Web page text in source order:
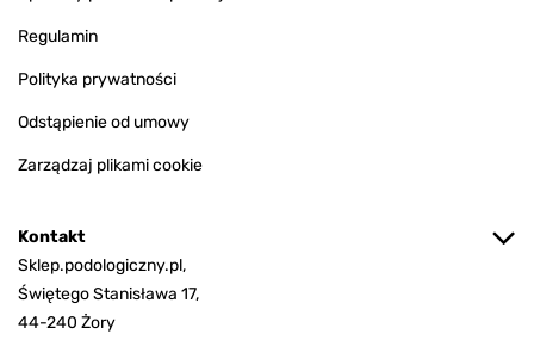
Regulamin
Polityka prywatności
Odstąpienie od umowy
Zarządzaj plikami cookie
Kontakt
Sklep.podologiczny.pl,
Świętego Stanisława 17,
44-240 Żory